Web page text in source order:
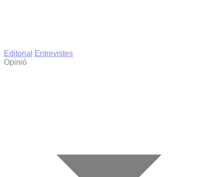
Editorial
Entrevistes
Opinió